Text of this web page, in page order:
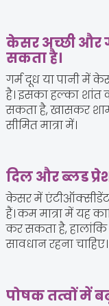
केसर अच्छी और
सकता है।
गर्म दूध या पानी में
है। इसका हल्का शांत
सकता है, खासकर
सीमित मात्रा में।
दिल और ब्लड
केसर में एंटीऑक्सीडेंट
हैं। कम मात्रा में यह
कर सकता है, हालांकि
सावधान रहना चाहिए।
पोषक तत्वों में